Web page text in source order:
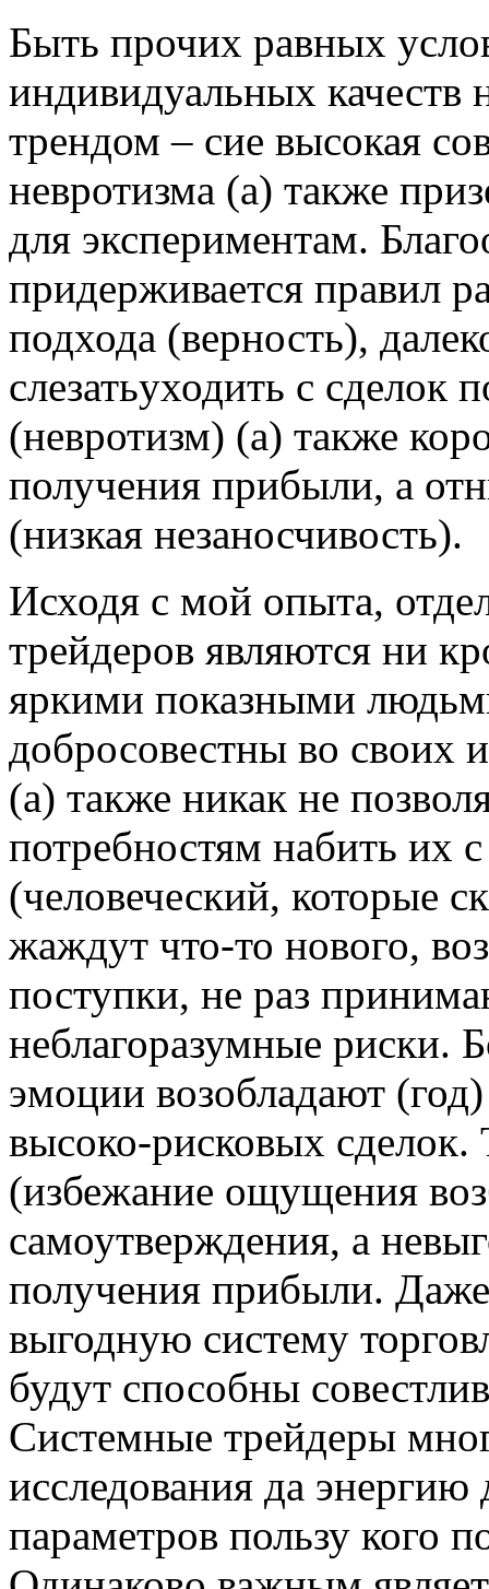
Быть прочих равных
индивидуальных качеств
трендом – сие высокая
невротизма (а) также
для экспериментам.
придерживается правил
подхода (верность),
слезатьуходить с сделок
(невротизм) (а) также
получения прибыли, а
(низкая незаносчивость).
Исходя с мой опыта,
трейдеров являются ни
яркими показными
добросовестны во своих
(а) также никак не
потребностям набить их
(человеческий, которые
жаждут что-то нового,
поступки, не раз
неблагоразумные риски.
эмоции возобладают
высоко-рисковых
(избежание ощущения
самоутверждения, а
получения прибыли.
выгодную систему
будут способны
Системные трейдеры
исследования да
параметров пользу кого